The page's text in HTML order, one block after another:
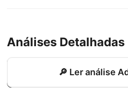
Análises Detalhadas
🔎 Ler análise